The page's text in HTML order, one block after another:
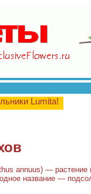
Lumita!
annuus) — растение
название —